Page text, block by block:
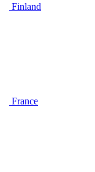
Finland
France